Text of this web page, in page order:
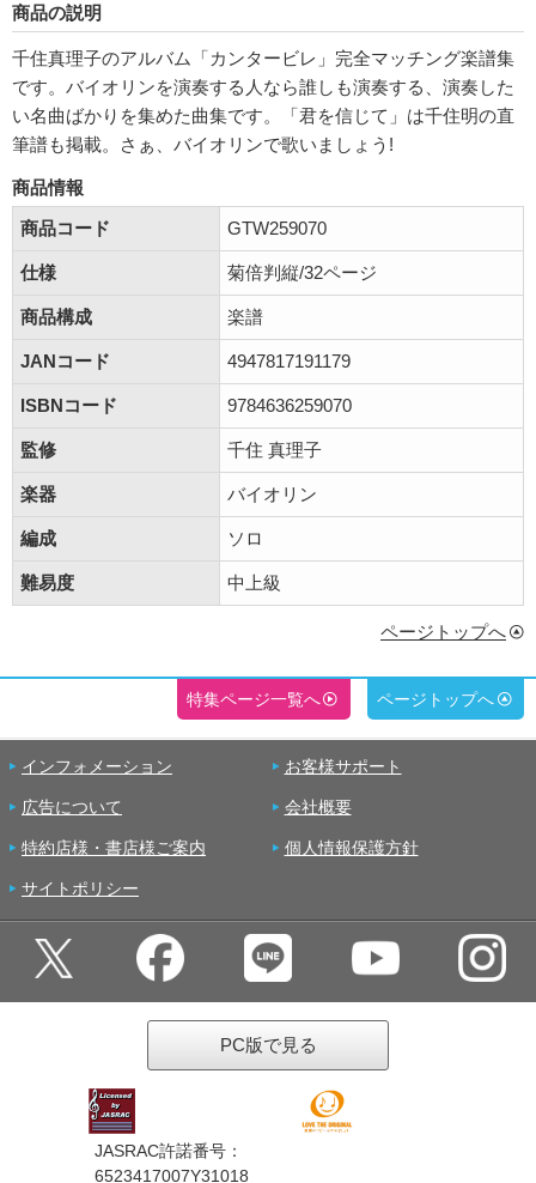
商品の説明
千住真理子のアルバム「カンタービレ」完全マッチング楽譜集
です。バイオリンを演奏する人なら誰しも演奏する、演奏した
い名曲ばかりを集めた曲集です。「君を信じて」は千住明の直
筆譜も掲載。さぁ、バイオリンで歌いましょう!
商品情報
商品コード
GTW259070
仕様 菊倍判縦/32ページ
商品構成 楽譜
JANコード 4947817191179
ISBNコード 9784636259070
監修 千住 真理子
楽器 バイオリン
編成 ソロ
難易度 中上級
ページトップへ
特集ページ一覧へ ページトップへ
インフォメーション お客様サポート
広告について 会社概要
特約店様・書店様ご案内 個人情報保護方針
サイトポリシー
PC版で見る
JASRAC許諾番号：
6523417007Y31018